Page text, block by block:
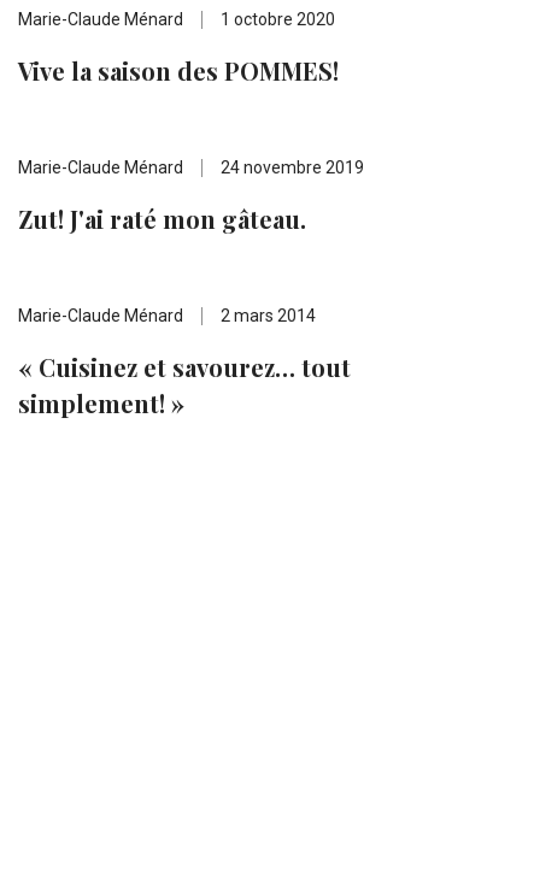
Vive la saison des POMMES!
Marie-Claude Ménard 1 octobre 2020
Zut! J'ai raté mon gâteau.
Marie-Claude Ménard 24 novembre 2019
« Cuisinez et savourez… tout
simplement! »
Marie-Claude Ménard 2 mars 2014